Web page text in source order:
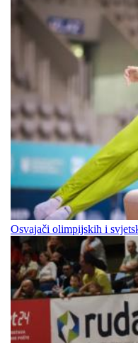
Osvajači olimpijskih i